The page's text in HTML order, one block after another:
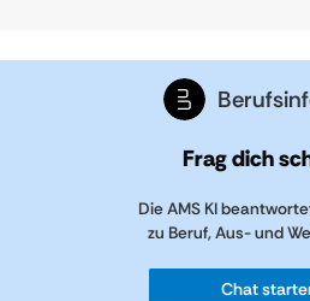
Frag dich
Die AMS KI
zu Beruf, Aus- und
Chat